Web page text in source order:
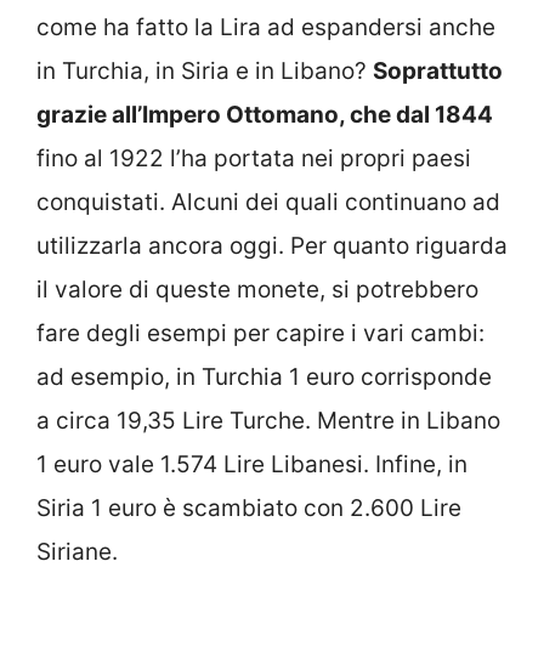
come ha fatto la Lira ad espandersi anche
in Turchia, in Siria e in Libano? Soprattutto
grazie all’Impero Ottomano, che dal 1844
fino al 1922 l’ha portata nei propri paesi
conquistati. Alcuni dei quali continuano ad
utilizzarla ancora oggi. Per quanto riguarda
il valore di queste monete, si potrebbero
fare degli esempi per capire i vari cambi:
ad esempio, in Turchia 1 euro corrisponde
a circa 19,35 Lire Turche. Mentre in Libano
1 euro vale 1.574 Lire Libanesi. Infine, in
Siria 1 euro è scambiato con 2.600 Lire
Siriane.